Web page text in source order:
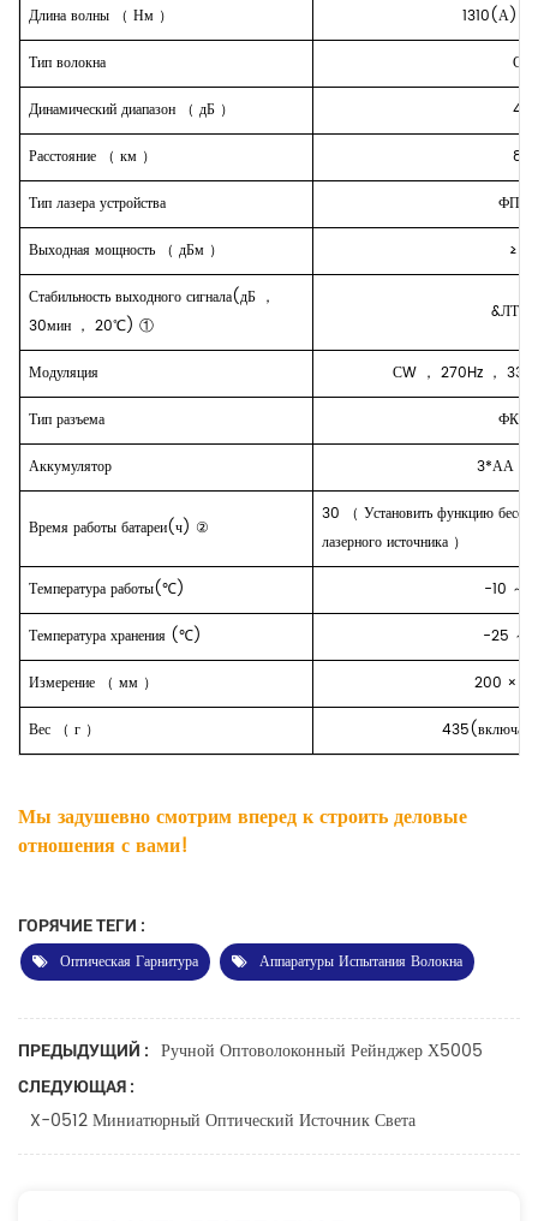
Длина волны （ Нм ） 1310(А)/
Тип волокна См
Динамический диапазон （ дБ ） 40
Расстояние （ км ） 80
Тип лазера устройства ФП-
Выходная мощность （ дБм ） ≥-5
Стабильность выходного сигнала(дБ ，
30мин ， 20℃) ①
Модуляция СW， 270Hz，
Тип разъема ФК/
Аккумулятор 3*АА
Время работы батареи(ч) ②
30 （ Установить функцию
лазерного источника ）
Температура работы(℃) -10 ～
Температура хранения (℃) -25 ～
Измерение （ мм ） 200
Вес （ г ） 435(включая
Мы задушевно смотрим вперед к строить деловые
отношения с вами!
ГОРЯЧИЕ ТЕГИ :
Оптическая Гарнитура
Аппаратуры Испытания Волокна
ПРЕДЫДУЩИЙ : Ручной Оптоволоконный Рейнджер Х5005
СЛЕДУЮЩАЯ :
X-0512 Миниатюрный Оптический Источник Света